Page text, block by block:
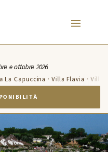
e ottobre 2026
· Villa Flavia · Villa